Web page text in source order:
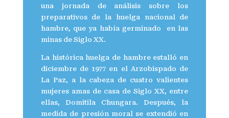
una jornada de análisis sobre los
preparativos de la huelga nacional de
hambre, que ya había germinado en las
minas de Siglo XX.
La histórica huelga de hambre estalló en
diciembre de 1977 en el Arzobispado de
La Paz, a la cabeza de cuatro valientes
mujeres amas de casa de Siglo XX, entre
ellas, Domitila Chungara. Después, la
medida de presión moral se extendió en